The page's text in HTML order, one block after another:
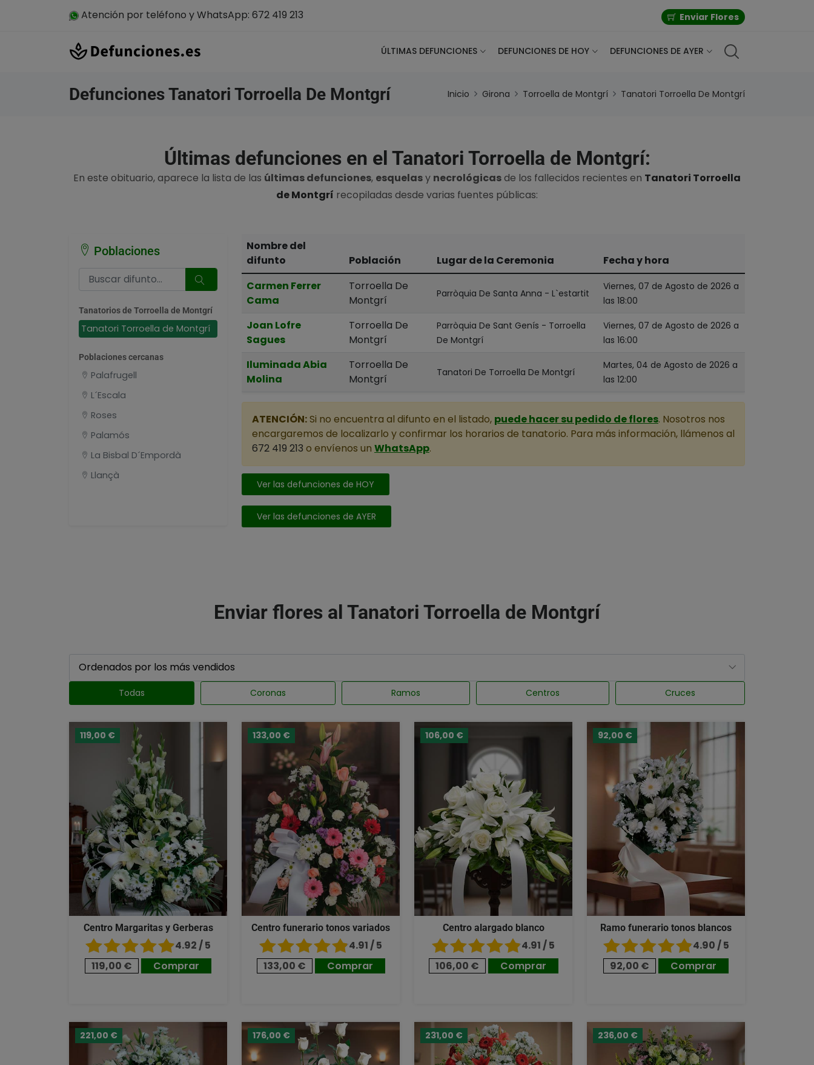
Atención por teléfono y WhatsApp: 672 419 213 Enviar Flores
ÚLTIMAS DEFUNCIONES DEFUNCIONES DE HOY DEFUNCIONES DE AYER
Defunciones Tanatori Torroella De Montgrí Inicio Girona Torroella de Montgrí Tanatori Torroella De Montgrí
Últimas defunciones en el Tanatori Torroella de Montgrí:
En este obituario, aparece la lista de las últimas defunciones, esquelasy necrológicasde los fallecidos recientes en Tanatori Torroella
de Montgrí recopiladas desde varias fuentes públicas:
Poblaciones
Tanatorios de Torroella de Montgrí
Tanatori Torroella de Montgrí
Poblaciones cercanas
Palafrugell
L´Escala
Roses
Palamós
La Bisbal D´Empordà
Llançà
Nombre del
difunto
Población Lugar de la Ceremonia
Fecha y hora
Carmen Ferrer
Cama
Torroella De
Montgrí
Parròquia De Santa Anna - L`estartit
Viernes, 07 de Agosto de 2026 a
las 18:00
Joan Lofre
Sagues
Torroella De
Montgrí
Parròquia De Sant Genís - Torroella
De Montgrí
Viernes, 07 de Agosto de 2026 a
las 16:00
Iluminada Abia
Molina
Torroella De
Montgrí
Tanatori De Torroella De Montgrí
Martes, 04 de Agosto de 2026 a
las 12:00
ATENCIÓN:Si no encuentra al difunto en el listado, puede hacer su pedido de flores. Nosotros nos
encargaremos de localizarlo y confirmar los horarios de tanatorio. Para más información, llámenos al
672 419 213 o envíenos un WhatsApp.
Ver las defunciones de HOY
Ver las defunciones de AYER
Enviar flores al Tanatori Torroella de Montgrí
Todas Coronas Ramos Centros Cruces
119,00 €
Centro Margaritas y Gerberas
4.92 / 5
119,00 €
Comprar
133,00 €
Centro funerario tonos variados
4.91 / 5
133,00 €
Comprar
106,00 €
Centro alargado blanco
4.91 / 5
106,00 €
Comprar
92,00 €
Ramo funerario tonos blancos
4.90 / 5
92,00 €
Comprar
221,00 € 176,00 € 231,00 € 236,00 €